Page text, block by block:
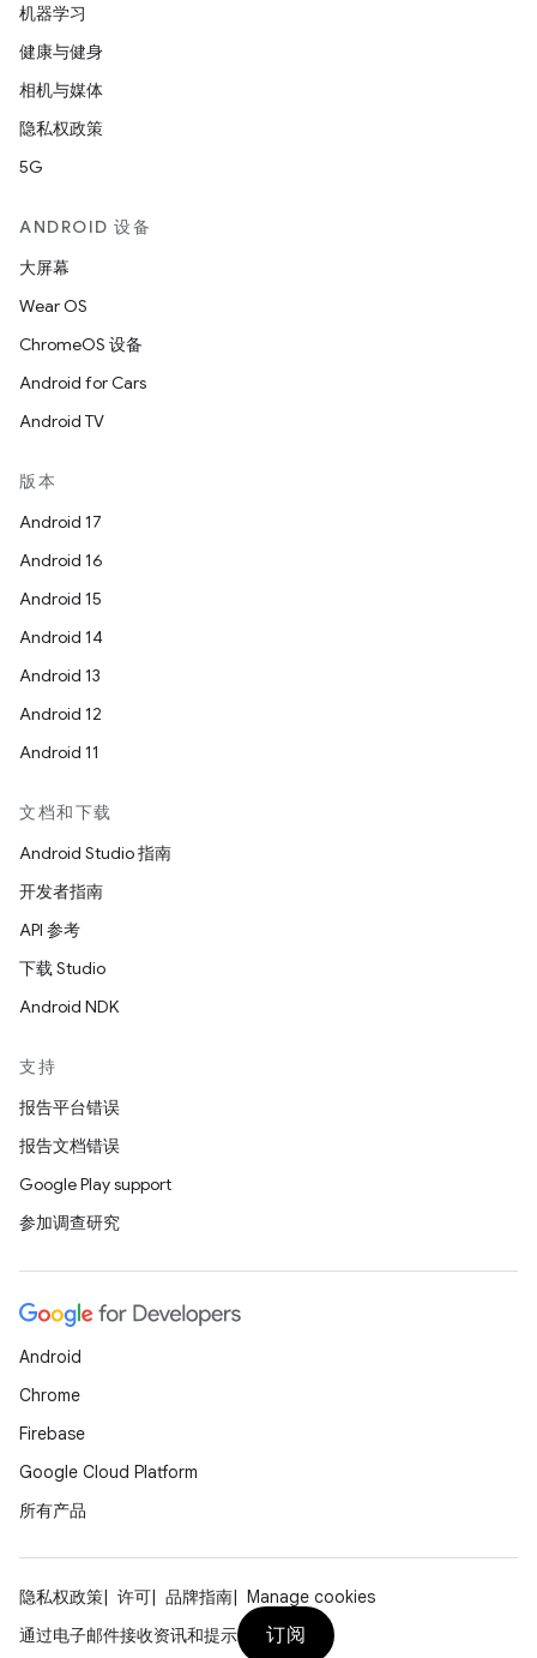
机器学习
健康与健身
相机与媒体
隐私权政策
5G
ANDROID 设备
大屏幕
Wear OS
ChromeOS 设备
Android for Cars
Android TV
版本
Android 17
Android 16
Android 15
Android 14
Android 13
Android 12
Android 11
文档和下载
Android Studio 指南
开发者指南
API 参考
下载 Studio
Android NDK
支持
报告平台错误
报告文档错误
Google Play support
参加调查研究
Android
Chrome
Firebase
Google Cloud Platform
所有产品
隐私权政策 许可 品牌指南
Manage cookies
通过电子邮件接收资讯和提示
订阅